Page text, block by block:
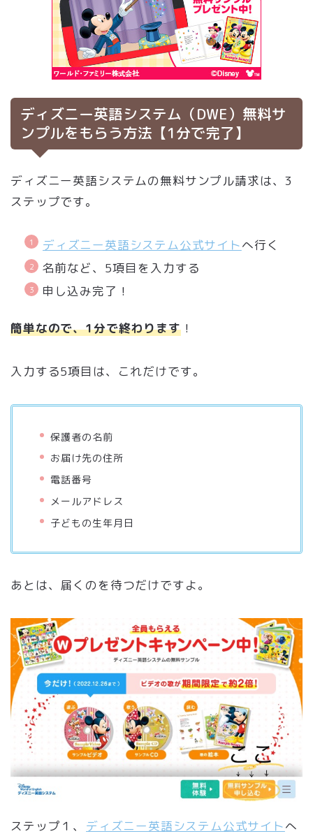
ディズニー英語システム（DWE）無料サ
ンプルをもらう方法【1分で完了】
ディズニー英語システムの無料サンプル請求は、3
ステップです。
ディズニー英語システム公式サイトへ行く
名前など、5項目を入力する
申し込み完了！
簡単なので、1分で終わります！
入力する5項目は、これだけです。
保護者の名前
お届け先の住所
電話番号
メールアドレス
子どもの生年月日
あとは、届くのを待つだけですよ。
ステップ１、 ディズニー英語システム公式サイトへ